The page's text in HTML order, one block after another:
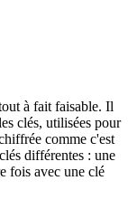
à fait faisable. Il
clés, utilisées pour
comme c'est
différentes : une
fois avec une clé